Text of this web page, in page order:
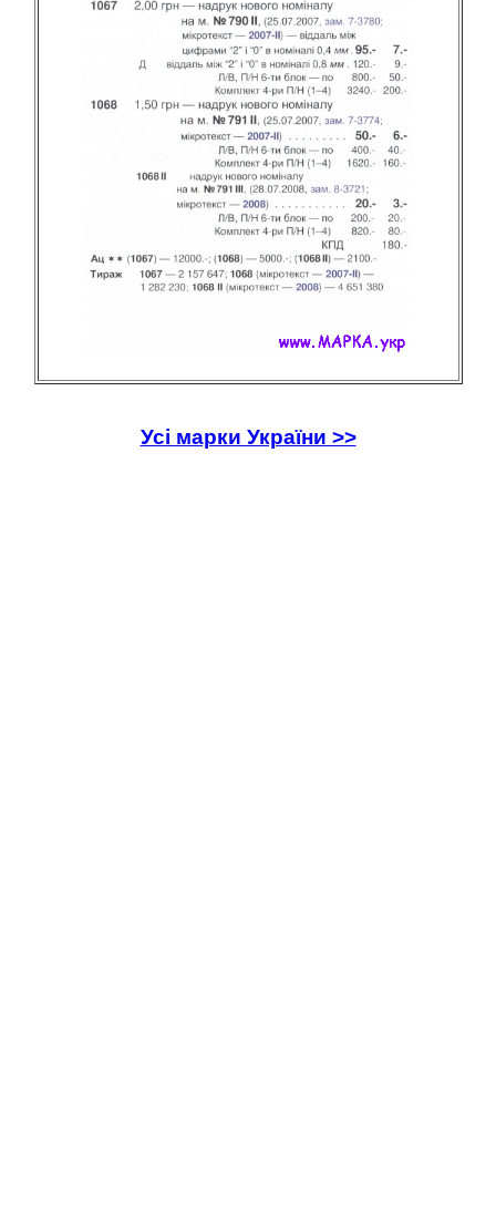
Усі марки України >>